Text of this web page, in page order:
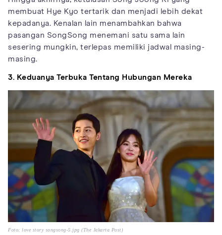
membuat Hye Kyo tertarik dan menjadi lebih dekat
kepadanya. Kenalan lain menambahkan bahwa
pasangan SongSong menemani satu sama lain
sesering mungkin, terlepas memiliki jadwal masing-
masing.
3. Keduanya Terbuka Tentang Hubungan Mereka
Foto: love story songsong-5.jpg (The Jakarta Post)